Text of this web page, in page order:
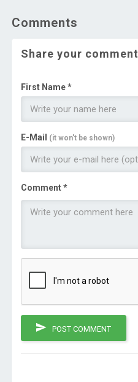
Comments
Share your comment
First Name *
E-Mail (it won't be shown)
Comment *
POST COMMENT